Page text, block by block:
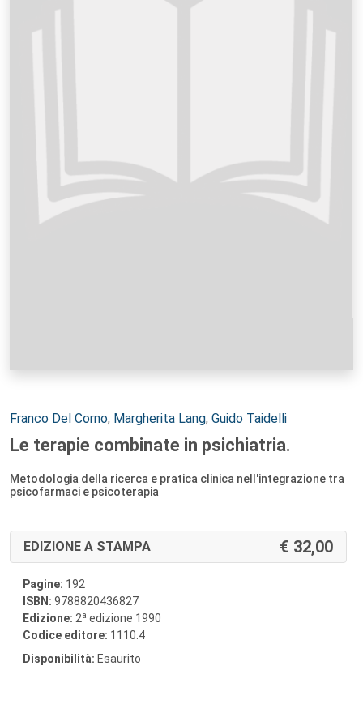
Autori:
Franco Del Corno, Margherita Lang, Guido Taidelli
Le terapie combinate in psichiatria.
Metodologia della ricerca e pratica clinica nell'integrazione tra
psicofarmaci e psicoterapia
EDIZIONE A STAMPA 32,00
Pagine: 192
ISBN: 9788820436827
Edizione: 2a edizione 1990
Codice editore: 1110.4
Disponibilità: Esaurito